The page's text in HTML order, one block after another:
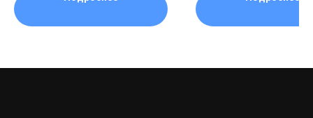
Внутренний диаметр (посадка снизу)
По внутреннему кольцу: ≈ 13-14 см